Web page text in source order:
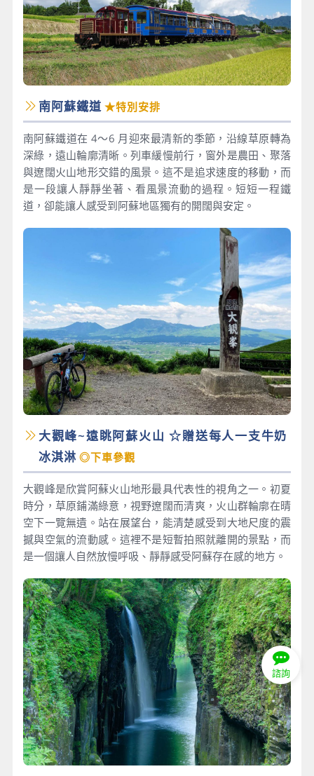
南阿蘇鐵道 ★特別安排
南阿蘇鐵道在 4～6 月迎來最清新的季節，沿線草原轉為
深綠，遠山輪廓清晰。列車緩慢前行，窗外是農田、聚落
與遼闊火山地形交錯的風景。這不是追求速度的移動，而
是一段讓人靜靜坐著、看風景流動的過程。短短一程鐵
道，卻能讓人感受到阿蘇地區獨有的開闊與安定。
大觀峰~遠眺阿蘇火山 ☆贈送每人一支牛奶
冰淇淋 ◎下車參觀
大觀峰是欣賞阿蘇火山地形最具代表性的視角之一。初夏
時分，草原鋪滿綠意，視野遼闊而清爽，火山群輪廓在晴
空下一覽無遺。站在展望台，能清楚感受到大地尺度的震
撼與空氣的流動感。這裡不是短暫拍照就離開的景點，而
是一個讓人自然放慢呼吸、靜靜感受阿蘇存在感的地方。
諮詢